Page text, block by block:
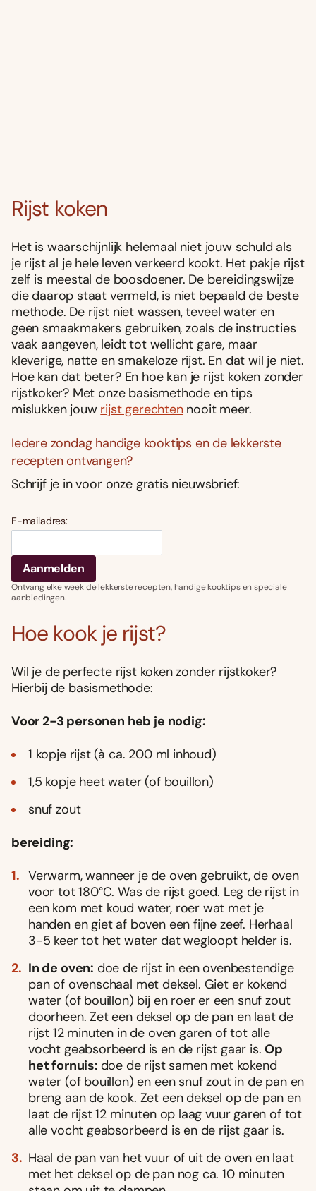
Rijst koken
Het is waarschijnlijk helemaal niet jouw schuld als
je rijst al je hele leven verkeerd kookt. Het pakje rijst
zelf is meestal de boosdoener. De bereidingswijze
die daarop staat vermeld, is niet bepaald de beste
methode. De rijst niet wassen, teveel water en
geen smaakmakers gebruiken, zoals de instructies
vaak aangeven, leidt tot wellicht gare, maar
kleverige, natte en smakeloze rijst. En dat wil je niet.
Hoe kan dat beter? En hoe kan je rijst koken zonder
rijstkoker? Met onze basismethode en tips
mislukken jouw rijst gerechtennooit meer.
Iedere zondag handige kooktips en de lekkerste
recepten ontvangen?
Schrijf je in voor onze gratis nieuwsbrief:
E-mailadres:
Ontvang elke week de lekkerste recepten, handige kooktips en speciale
aanbiedingen.
Hoe kook je rijst?
Wil je de perfecte rijst koken zonder rijstkoker?
Hierbij de basismethode:
Voor 2-3 personen heb je nodig:
1 kopje rijst (à ca. 200 ml inhoud)
1,5 kopje heet water (of bouillon)
snuf zout
bereiding:
Verwarm, wanneer je de oven gebruikt, de oven
voor tot 180°C. Was de rijst goed. Leg de rijst in
een kom met koud water, roer wat met je
handen en giet af boven een fijne zeef. Herhaal
3-5 keer tot het water dat wegloopt helder is.
In de oven: doe de rijst in een ovenbestendige
pan of ovenschaal met deksel. Giet er kokend
water (of bouillon) bij en roer er een snuf zout
doorheen. Zet een deksel op de pan en laat de
rijst 12 minuten in de oven garen of tot alle
vocht geabsorbeerd is en de rijst gaar is.Op
het fornuis: doe de rijst samen met kokend
water (of bouillon) en een snuf zout in de pan en
breng aan de kook. Zet een deksel op de pan en
laat de rijst 12 minuten op laag vuur garen of tot
alle vocht geabsorbeerd is en de rijst gaar is.
Haal de pan van het vuur of uit de oven en laat
met het deksel op de pan nog ca. 10 minuten